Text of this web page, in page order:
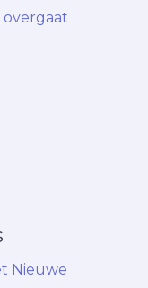
overgaat
Nieuwe